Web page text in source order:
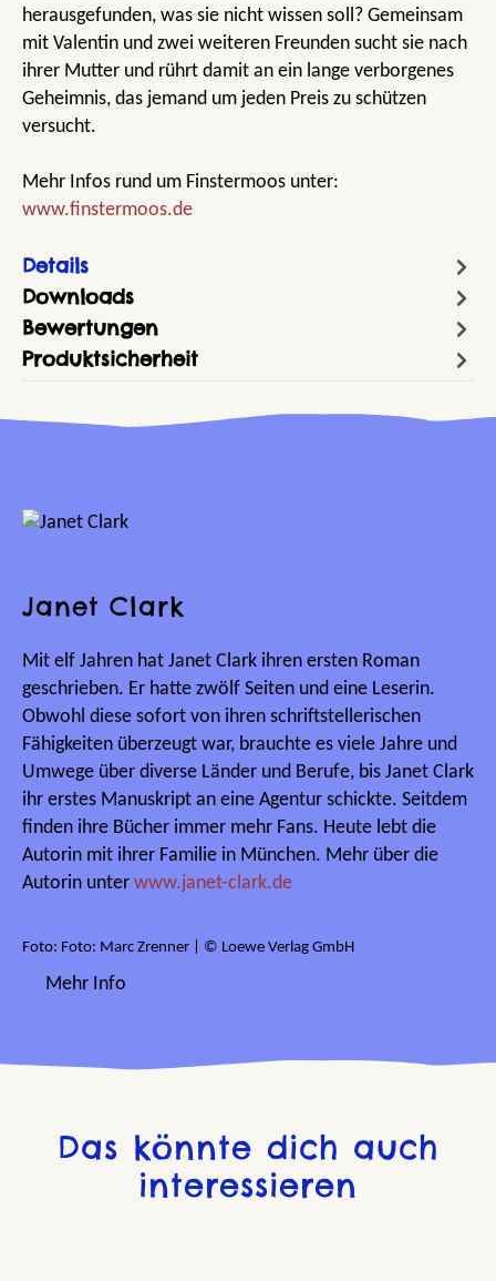
herausgefunden, was sie nicht wissen soll? Gemeinsam
mit Valentin und zwei weiteren Freunden sucht sie nach
ihrer Mutter und rührt damit an ein lange verborgenes
Geheimnis, das jemand um jeden Preis zu schützen
versucht.
Mehr Infos rund um Finstermoos unter:
www.finstermoos.de
Details
Downloads
Bewertungen
Produktsicherheit
Janet Clark
Mit elf Jahren hat Janet Clark ihren ersten Roman
geschrieben. Er hatte zwölf Seiten und eine Leserin.
Obwohl diese sofort von ihren schriftstellerischen
Fähigkeiten überzeugt war, brauchte es viele Jahre und
Umwege über diverse Länder und Berufe, bis Janet Clark
ihr erstes Manuskript an eine Agentur schickte. Seitdem
finden ihre Bücher immer mehr Fans. Heute lebt die
Autorin mit ihrer Familie in München. Mehr über die
Autorin unter www.janet-clark.de
Foto: Foto: Marc Zrenner | © Loewe Verlag GmbH
Mehr Info
Das könnte dich auch
interessieren